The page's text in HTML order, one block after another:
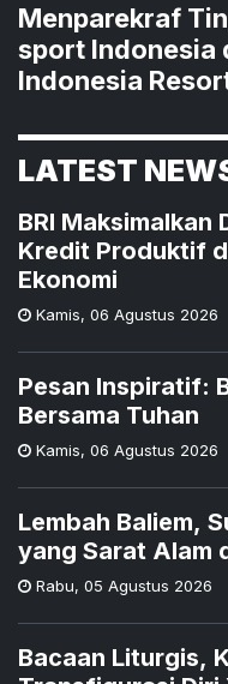
Menparekraf
sport Indonesia
Indonesia
LATEST
BRI Maksimalkan
Kredit Produktif
Ekonomi
Kamis, 06 Agustus 2026
Pesan Inspiratif:
Bersama Tuhan
Kamis, 06 Agustus 2026
Lembah Baliem,
yang Sarat Alam
Rabu, 05 Agustus 2026
Bacaan Liturgis,